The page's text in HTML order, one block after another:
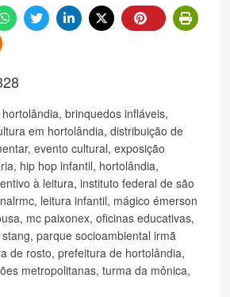
, brinquedos infláveis,
em hortolândia, distribuição de
, evento cultural, exposição
, hip hop infantil, hortolândia,
à leitura, instituto federal de são
, leitura infantil, mágico émerson
, mc paixonex, oficinas educativas,
, parque socioambiental irmã
de rosto, prefeitura de hortolândia,
metropolitanas, turma da mônica,